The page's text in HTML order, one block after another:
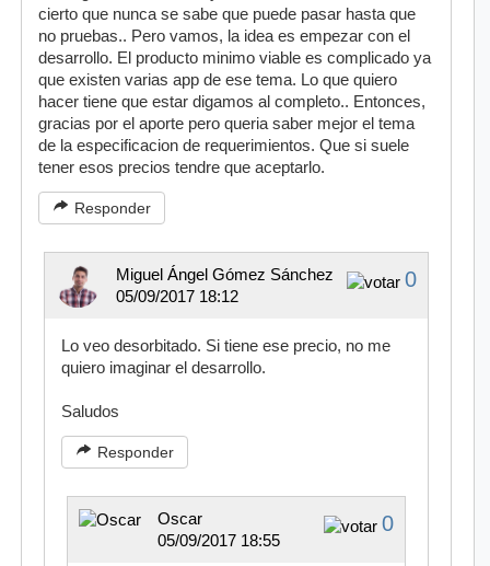
cierto que nunca se sabe que puede pasar hasta que
no pruebas.. Pero vamos, la idea es empezar con el
desarrollo. El producto minimo viable es complicado ya
que existen varias app de ese tema. Lo que quiero
hacer tiene que estar digamos al completo.. Entonces,
gracias por el aporte pero queria saber mejor el tema
de la especificacion de requerimientos. Que si suele
tener esos precios tendre que aceptarlo.
Responder
0
Miguel Ángel Gómez Sánchez
05/09/2017 18:12
Lo veo desorbitado. Si tiene ese precio, no me
quiero imaginar el desarrollo.
Saludos
Responder
0
Oscar
05/09/2017 18:55